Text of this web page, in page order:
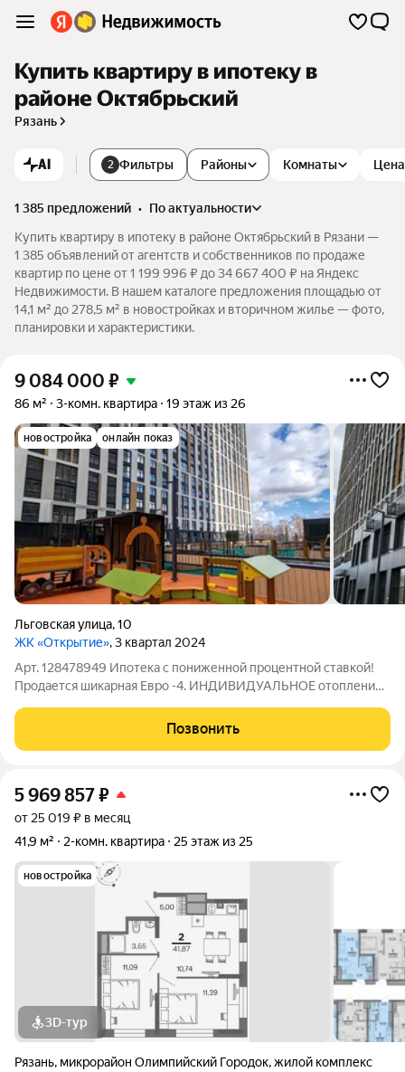
Купить квартиру в ипотеку в
районе Октябрьский
Рязань
AI 2 Фильтры Комнаты Цена
Районы
1 385 предложений •
по актуальности
Купить квартиру в ипотеку в районе Октябрьский в Рязани —
1 385 объявлений от агентств и собственников по продаже
квартир по цене от 1 199 996 ₽ до 34 667 400 ₽ на Яндекс
Недвижимости. В нашем каталоге предложения площадью от
14,1 м² до 278,5 м² в новостройках и вторичном жилье — фото,
планировки и характеристики.
9 084 000 ₽
86 м² 3-комн. квартира 19 этаж из 26
новостройка онлайн показ
Льговская улица,10
ЖК «Открытие», 3 квартал 2024
Арт. 128478949 Ипотека с пониженной процентной ставкой!
Продается шикарная Евро -4. ИНДИВИДУАЛЬНОЕ отопление.
предчистовая штукатурка стен и стяжка пола. Потолок h - 2.6
м. Качественная металлическая
Позвонить
5 969 857₽
от 25 019 ₽ в месяц
41,9 м²
2-комн. квартира 25 этаж из 25
новостройка
3D-тур
Рязань, микрорайон Олимпийский Городок,жилой комплекс